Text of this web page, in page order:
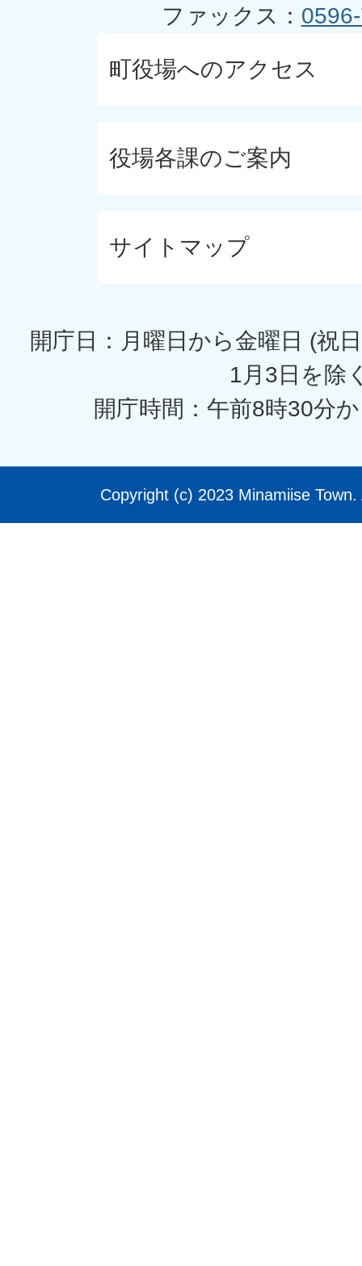
ファックス：
町役場へのアクセス
役場各課のご案内
サイトマップ
開庁日：月曜日から金曜日 (祝
1月3日を除
開庁時間：午前8時30分
Copyright (c) 2023 Minamiise